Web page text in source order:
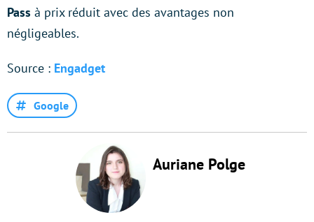
Pass à prix réduit avec des avantages non
négligeables.
Source : Engadget
Google
Auriane Polge